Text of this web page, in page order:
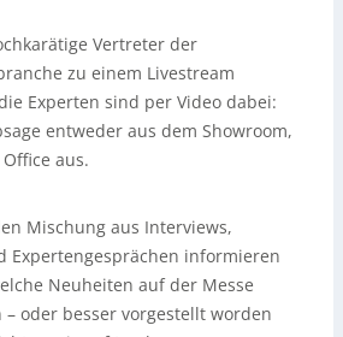
Vertreter der
zu einem Livestream
Experten sind per Video dabei:
entweder aus dem Showroom,
aus.
Mischung aus Interviews,
Expertengesprächen informieren
Neuheiten auf der Messe
oder besser vorgestellt worden